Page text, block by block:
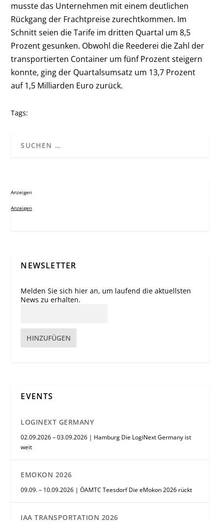
musste das Unternehmen mit einem deutlichen
Rückgang der Frachtpreise zurechtkommen. Im
Schnitt seien die Tarife im dritten Quartal um 8,5
Prozent gesunken. Obwohl die Reederei die Zahl der
transportierten Container um fünf Prozent steigern
konnte, ging der Quartalsumsatz um 13,7 Prozent
auf 1,5 Milliarden Euro zurück.
Tags:
Anzeigen
Anzeigen
NEWSLETTER
Melden Sie sich hier an, um laufend die aktuellsten
News zu erhalten.
HINZUFÜGEN
EVENTS
LOGINEXT GERMANY
02.09.2026 – 03.09.2026 | Hamburg Die LogiNext Germany ist
weit
EMOKON 2026
09.09. – 10.09.2026 | ÖAMTC Teesdorf Die eMokon 2026 rückt
IAA TRANSPORTATION 2026